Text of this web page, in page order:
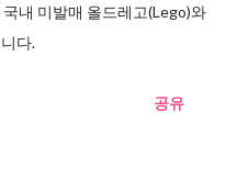
내 미발매 올드레고(Lego)와
다.
공유